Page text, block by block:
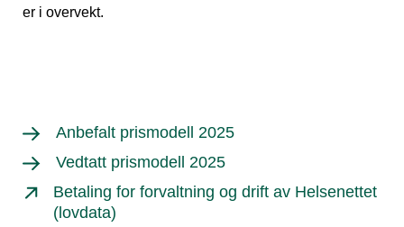
er i overvekt.
Anbefalt prismodell 2025
Vedtatt prismodell 2025
Betaling for forvaltning og drift av Helsenettet
(lovdata)